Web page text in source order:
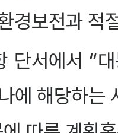
경보전과 적
단서에서 “
에 해당하는